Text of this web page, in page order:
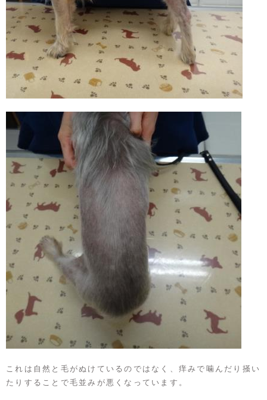
これは自然と毛がぬけているのではなく、痒みで噛んだり掻い
たりすることで毛並みが悪くなっています。